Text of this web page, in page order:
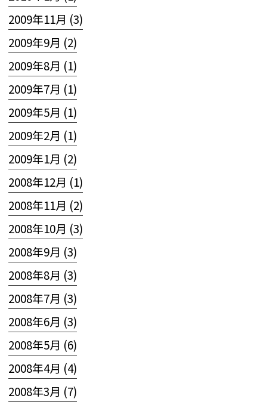
2009年11月 (3)
2009年9月 (2)
2009年8月 (1)
2009年7月 (1)
2009年5月 (1)
2009年2月 (1)
2009年1月 (2)
2008年12月 (1)
2008年11月 (2)
2008年10月 (3)
2008年9月 (3)
2008年8月 (3)
2008年7月 (3)
2008年6月 (3)
2008年5月 (6)
2008年4月 (4)
2008年3月 (7)